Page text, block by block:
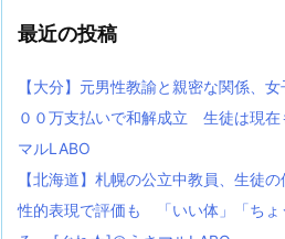
最近の投稿
【大分】元男性教諭と親密な関係、
００万支払いで和解成立 生徒は現
マルLABO
【北海道】札幌の公立中教員、生徒
性的表現で評価も 「いい体」「ちょ